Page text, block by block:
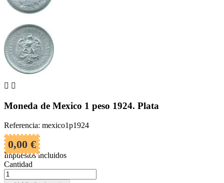
 
Moneda de Mexico 1 peso 1924. Plata
Referencia: mexico1p1924
0,00 €
Impuestos incluidos
Cantidad